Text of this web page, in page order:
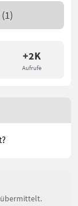
+2K
Aufrufe
(1)
übermittelt.